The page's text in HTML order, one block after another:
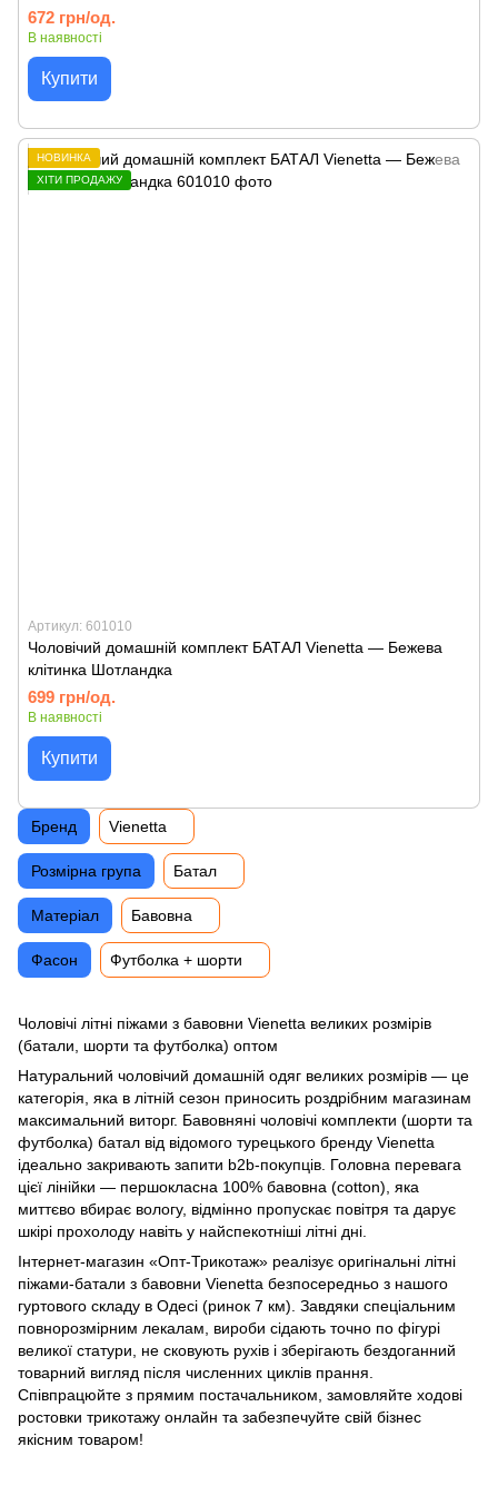
672 грн/од.
В наявності
Купити
НОВИНКА
ХІТИ ПРОДАЖУ
Артикул: 601010
Чоловічий домашній комплект БАТАЛ Vienetta — Бежева
клітинка Шотландка
699 грн/од.
В наявності
Купити
Чоловічі літні піжами з бавовни Vienetta великих розмірів
(батали, шорти та футболка) оптом
Натуральний чоловічий домашній одяг великих розмірів — це
категорія, яка в літній сезон приносить роздрібним магазинам
максимальний виторг. Бавовняні чоловічі комплекти (шорти та
футболка) батал від відомого турецького бренду Vienetta
ідеально закривають запити b2b-покупців. Головна перевага
цієї лінійки — першокласна 100% бавовна (cotton), яка
миттєво вбирає вологу, відмінно пропускає повітря та дарує
шкірі прохолоду навіть у найспекотніші літні дні.
Інтернет-магазин «Опт-Трикотаж» реалізує оригінальні літні
піжами-батали з бавовни Vienetta безпосередньо з нашого
гуртового складу в Одесі (ринок 7 км). Завдяки спеціальним
повнорозмірним лекалам, вироби сідають точно по фігурі
великої статури, не сковують рухів і зберігають бездоганний
товарний вигляд після численних циклів прання.
Співпрацюйте з прямим постачальником, замовляйте ходові
ростовки трикотажу онлайн та забезпечуйте свій бізнес
якісним товаром!
Бренд Vienetta
Розмірна група Батал
Матеріал Бавовна
Фасон Футболка + шорти